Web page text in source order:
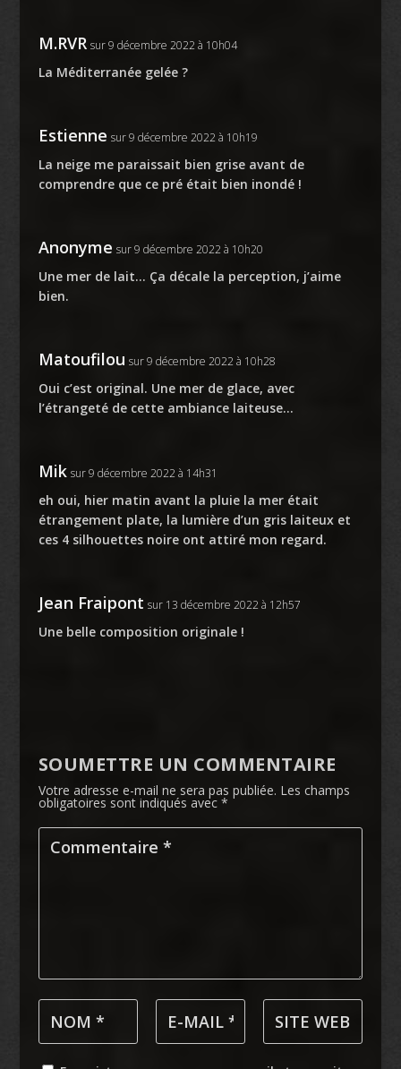
M.RVR sur 9 décembre 2022 à 10h04
La Méditerranée gelée ?
Estienne sur 9 décembre 2022 à 10h19
La neige me paraissait bien grise avant de
comprendre que ce pré était bien inondé !
Anonyme sur 9 décembre 2022 à 10h20
Une mer de lait… Ça décale la perception, j’aime
bien.
Matoufilou sur 9 décembre 2022 à 10h28
Oui c’est original. Une mer de glace, avec
l’étrangeté de cette ambiance laiteuse…
Mik sur 9 décembre 2022 à 14h31
eh oui, hier matin avant la pluie la mer était
étrangement plate, la lumière d’un gris laiteux et
ces 4 silhouettes noire ont attiré mon regard.
Jean Fraipont sur 13 décembre 2022 à 12h57
Une belle composition originale !
SOUMETTRE UN COMMENTAIRE
Votre adresse e-mail ne sera pas publiée. Les champs
obligatoires sont indiqués avec *